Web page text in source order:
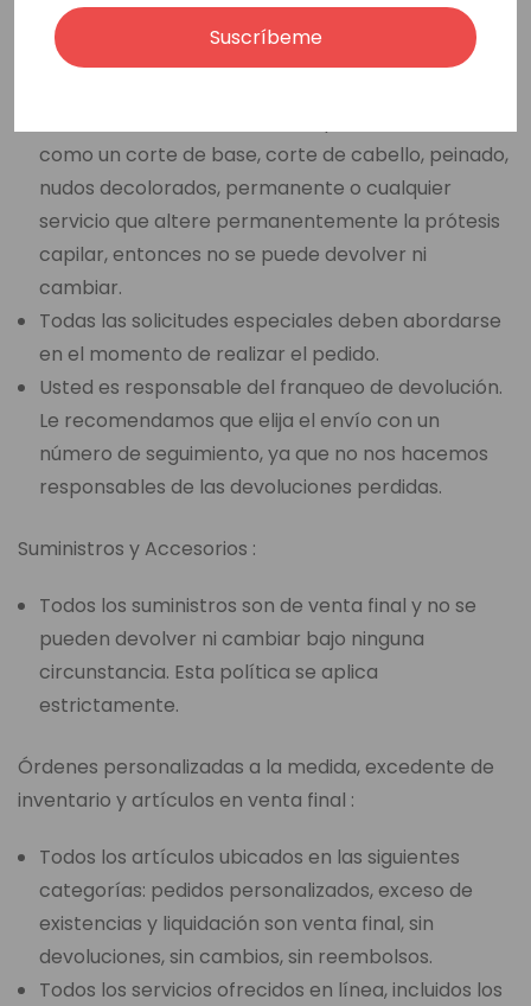
reposición de 15,00 € o más por artículo si el
artículo devuelto no está en su estado y embalaje
como un corte de base, corte de cabello, peinado,
nudos decolorados, permanente o cualquier
servicio que altere permanentemente la prótesis
capilar, entonces no se puede devolver ni
cambiar.
Todas las solicitudes especiales deben abordarse
en el momento de realizar el pedido.
Usted es responsable del franqueo de devolución.
Le recomendamos que elija el envío con un
número de seguimiento, ya que no nos hacemos
responsables de las devoluciones perdidas.
Suministros y Accesorios :
Todos los suministros son de venta final y no se
pueden devolver ni cambiar bajo ninguna
circunstancia. Esta política se aplica
estrictamente.
Órdenes personalizadas a la medida, excedente de
inventario y artículos en venta final :
Todos los artículos ubicados en las siguientes
categorías: pedidos personalizados, exceso de
existencias y liquidación son venta final, sin
devoluciones, sin cambios, sin reembolsos.
Todos los servicios ofrecidos en línea, incluidos los
Suscríbeme